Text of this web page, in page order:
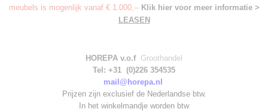
meubels is mogenlijk vanaf € 1.000,-- Klik hier voor meer informatie >
LEASEN
HOREPA v.o.f Groothandel
Tel: +31 (0)226 354535
mail@horepa.nl
Prijzen zijn exclusief de Nederlandse btw.
In het winkelmandje worden btw